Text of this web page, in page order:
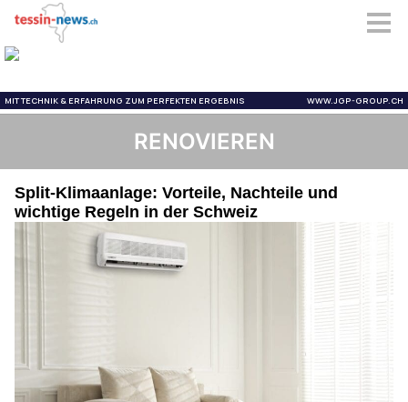
RENOVIEREN
Split-Klimaanlage: Vorteile, Nachteile und
wichtige Regeln in der Schweiz